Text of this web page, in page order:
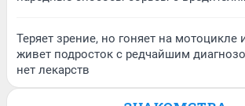
Теряет зрение, но гоняет на мотоцикле
живет подросток с редчайшим
нет лекарств